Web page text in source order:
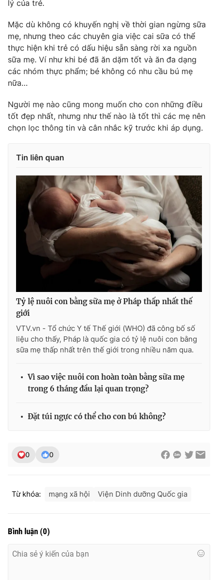
Ðiện thoại Thời báo VTV:
Liên hệ quảng cáo:
024-7300.7108
thuận bằng văn bản. Ghi rõ nguồn VTV.vn khi phát hành lại
thông tin từ website này.
lý của trẻ.
Mặc dù không có khuyến nghị về thời gian ngừng sữa
mẹ, nhưng theo các chuyên gia việc cai sữa có thể
thực hiện khi trẻ có dấu hiệu sẵn sàng rời xa nguồn
sữa mẹ. Ví như khi bé đã ăn dặm tốt và ăn đa dạng
các nhóm thực phẩm; bé không có nhu cầu bú mẹ
nữa…
Người mẹ nào cũng mong muốn cho con những điều
tốt đẹp nhất, nhưng như thế nào là tốt thì các mẹ nên
chọn lọc thông tin và cân nhắc kỹ trước khi áp dụng.
Tin liên quan
Tỷ lệ nuôi con bằng sữa mẹ ở Pháp thấp nhất thế
giới
VTV.vn - Tổ chức Y tế Thế giới (WHO) đã công bố số
liệu cho thấy, Pháp là quốc gia có tỷ lệ nuôi con bằng
sữa mẹ thấp nhất trên thế giới trong nhiều năm qua.
Vì sao việc nuôi con hoàn toàn bằng sữa mẹ
trong 6 tháng đầu lại quan trọng?
Đặt túi ngực có thể cho con bú không?
0 0
Từ khóa: mạng xã hội Viện Dinh dưỡng Quốc gia
Bình luận (0)